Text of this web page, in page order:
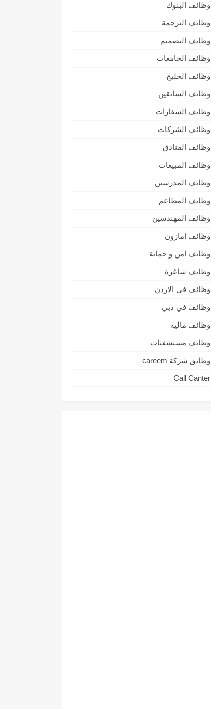
وظائف البنوك
وظائف الترجمة
وظائف التصميم
وظائف الجامعات
وظائف الخليج
وظائف السائقين
وظائف السفارات
وظائف الشركات
وظائف الفنادق
وظائف المبيعات
وظائف المدرسين
وظائف المطاعم
وظائف المهندسين
وظائف امازون
وظائف امن و حماية
وظائف شاغرة
وظائف في الاردن
وظائف في دبي
وظائف مالية
وظائف مستشفيات
وظائق شركة careem
Call Canter